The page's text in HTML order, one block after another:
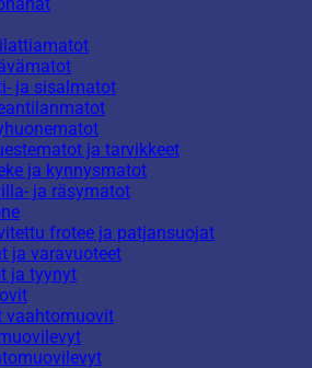
ja sisalmatot
ja tarvikkeet
ja kynnysmatot
ja räsymatot
frotee ja patjansuojat
ja varavuoteet
ja tyynyt
vaahtomuovit